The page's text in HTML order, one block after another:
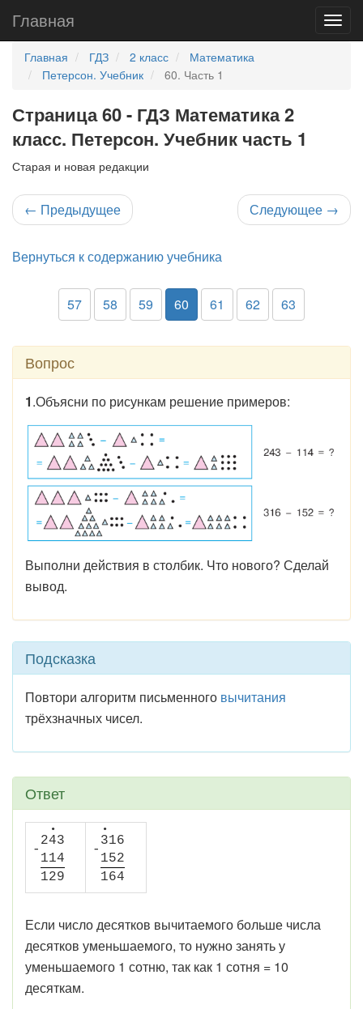
Главная
Главная ГДЗ 2 класс
Математика
Петерсон. Учебник
60. Часть 1
Страница 60 - ГДЗ Математика 2
класс. Петерсон. Учебник часть 1
Старая и новая редакции
← Предыдущее Следующее →
Вернуться к содержанию учебника
57 58 59 60 61 62 63
Вопрос
1.Объясни по рисункам решение примеров:
Выполни действия в столбик. Что нового? Сделай
вывод.
Подсказка
Повтори алгоритм письменного вычитания
трёхзначных чисел.
Ответ
•
-
243
114
129
•
-
316
152
164
Если число десятков вычитаемого больше числа
десятков уменьшаемого, то нужно занять у
уменьшаемого 1 сотню, так как 1 сотня = 10
десяткам.